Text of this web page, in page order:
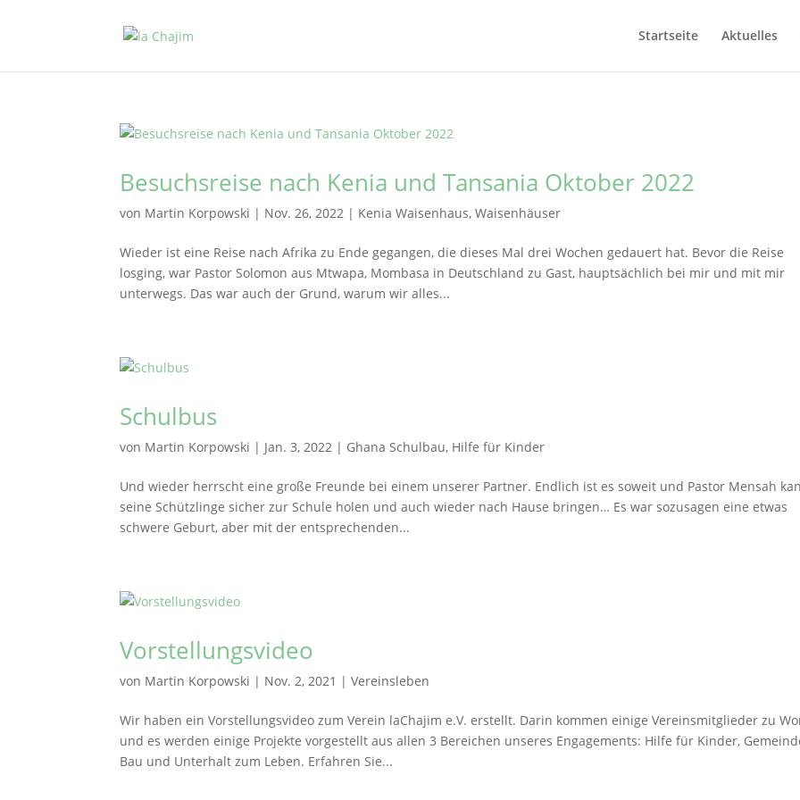
Startseite Aktuelles
Besuchsreise nach Kenia und Tansania Oktober 2022
von Martin Korpowski | Nov. 26, 2022 | Kenia Waisenhaus,Waisenhäuser
Wieder ist eine Reise nach Afrika zu Ende gegangen, die dieses Mal drei Wochen gedauert hat. Bevor die Reise
losging, war Pastor Solomon aus Mtwapa, Mombasa in Deutschland zu Gast, hauptsächlich bei mir und mit mir
unterwegs. Das war auch der Grund, warum wir alles...
Schulbus
von Martin Korpowski | Jan. 3, 2022 | Ghana Schulbau, Hilfe für Kinder
Und wieder herrscht eine große Freunde bei einem unserer Partner. Endlich ist es soweit und Pastor Mensah
seine Schützlinge sicher zur Schule holen und auch wieder nach Hause bringen… Es war sozusagen eine etwas
schwere Geburt, aber mit der entsprechenden...
Vorstellungsvideo
von Martin Korpowski | Nov. 2, 2021 |Vereinsleben
Wir haben ein Vorstellungsvideo zum Verein laChajim e.V. erstellt. Darin kommen einige Vereinsmitglieder zu
und es werden einige Projekte vorgestellt aus allen 3 Bereichen unseres Engagements: Hilfe für Kinder,
Bau und Unterhalt zum Leben. Erfahren Sie...